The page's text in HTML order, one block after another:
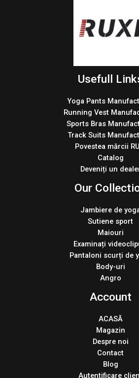
Usefull
Yoga Pants
Running Vest
Sports Bras
Track Suits
Povestea mărcii
Catalog
Deveniți un
Our
Jambiere de
Sutiene sport
Maiouri
Examinați
Pantaloni scurți de
Body-uri
Angro
Account
ACASĂ
Magazin
Despre noi
Contact
Blog
Autentificare